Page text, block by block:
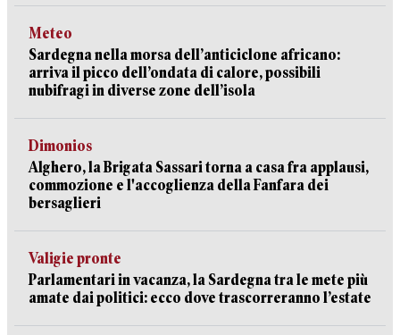
Meteo
Sardegna nella morsa dell’anticiclone africano:
arriva il picco dell’ondata di calore, possibili
nubifragi in diverse zone dell’isola
Dimonios
Alghero, la Brigata Sassari torna a casa fra applausi,
commozione e l'accoglienza della Fanfara dei
bersaglieri
Valigie pronte
Parlamentari in vacanza, la Sardegna tra le mete più
amate dai politici: ecco dove trascorreranno l’estate